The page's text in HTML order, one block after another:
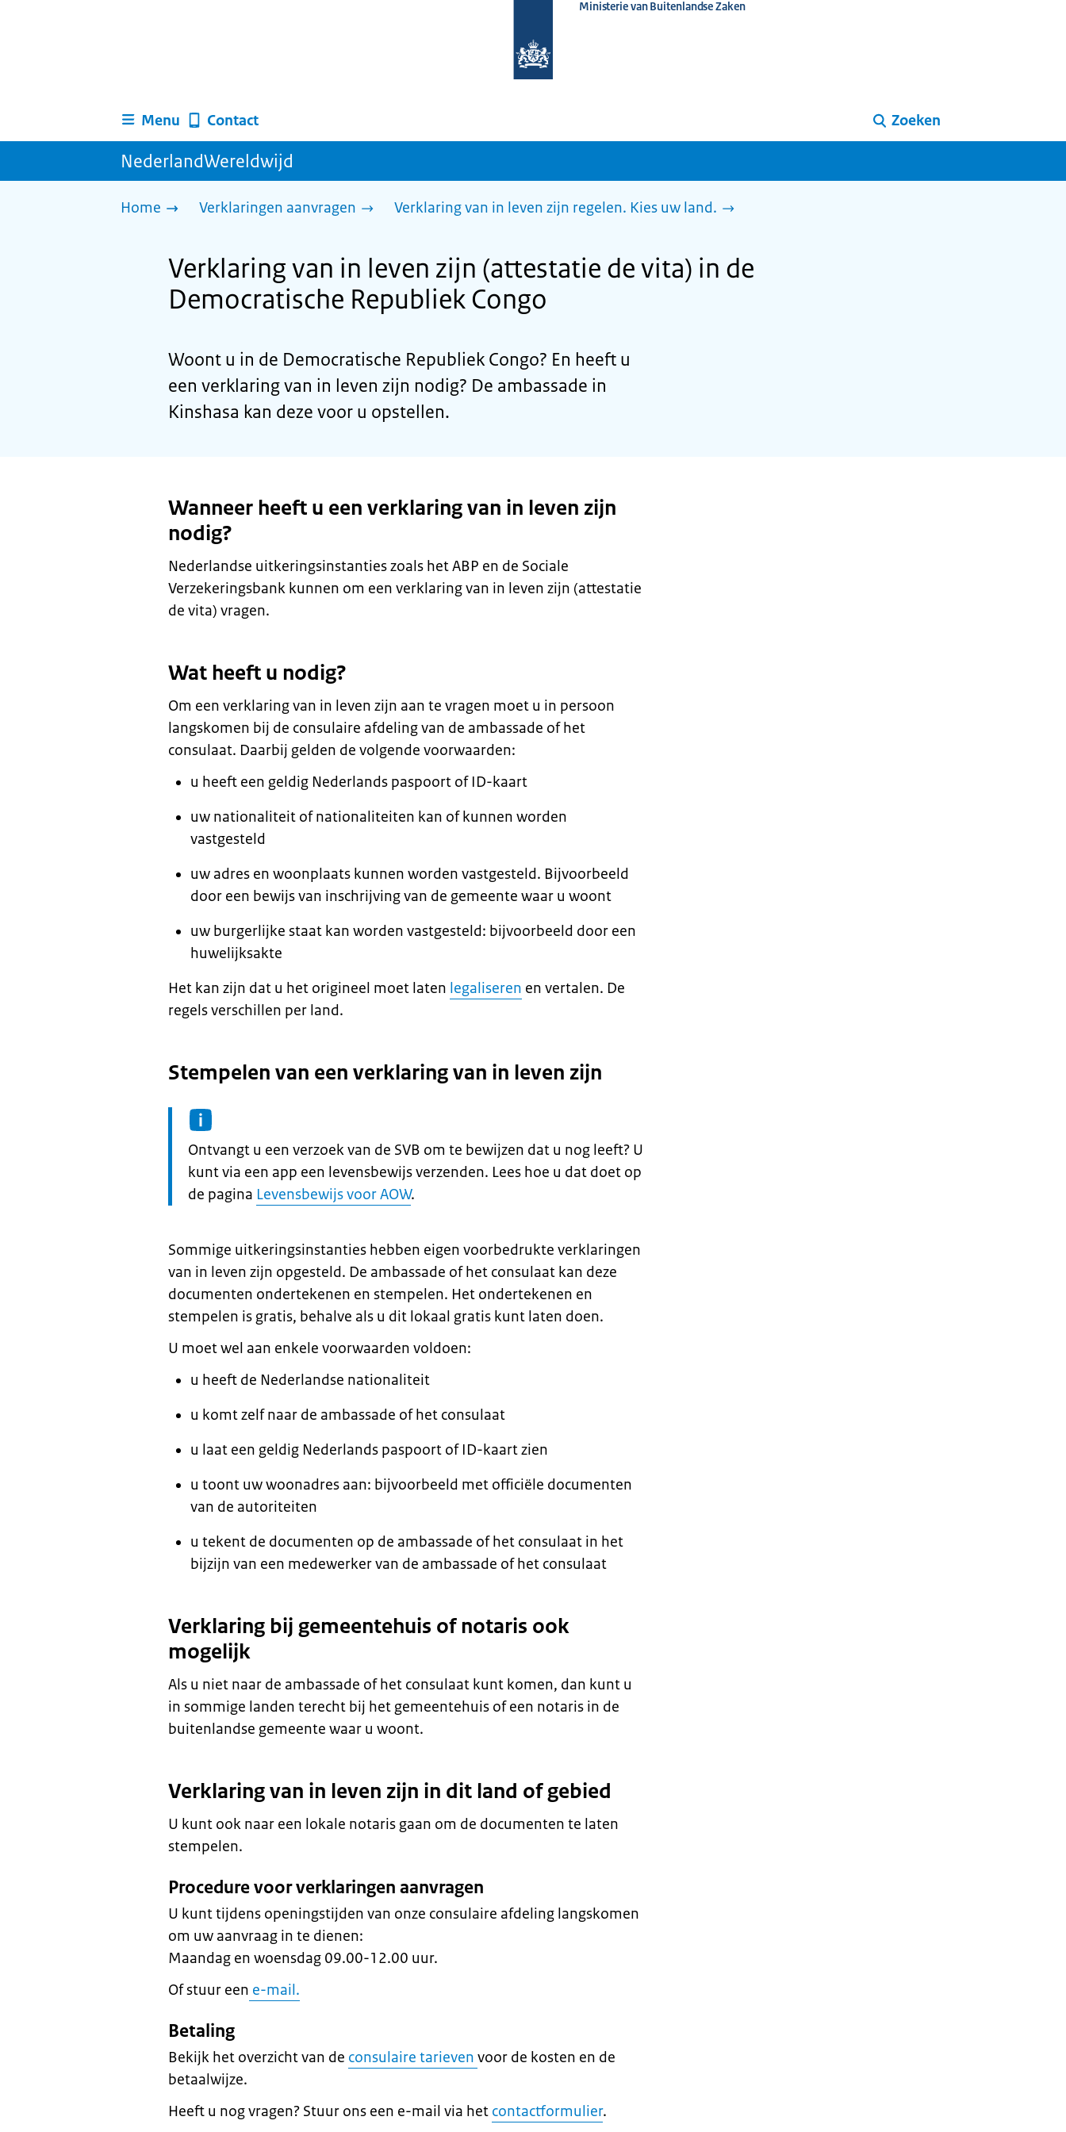
homepage
Ministerie van Buitenlandse Zaken
Menu Contact Zoeken
NederlandWereldwijd
Home Verklaringen aanvragen Verklaring van in leven zijn regelen. Kies uw land.
Verklaring van in leven zijn (attestatie de vita) in de
Democratische Republiek Congo
Woont u in de Democratische Republiek Congo? En heeft u
een verklaring van in leven zijn nodig? De ambassade in
Kinshasa kan deze voor u opstellen.
Wanneer heeft u een verklaring van in leven zijn
nodig?
Nederlandse uitkeringsinstanties zoals het ABP en de Sociale
Verzekeringsbank kunnen om een verklaring van in leven zijn (attestatie
de vita) vragen.
Wat heeft u nodig?
Om een verklaring van in leven zijn aan te vragen moet u in persoon
langskomen bij de consulaire afdeling van de ambassade of het
consulaat. Daarbij gelden de volgende voorwaarden:
u heeft een geldig Nederlands paspoort of ID-kaart
uw nationaliteit of nationaliteiten kan of kunnen worden
vastgesteld
uw adres en woonplaats kunnen worden vastgesteld. Bijvoorbeeld
door een bewijs van inschrijving van de gemeente waar u woont
uw burgerlijke staat kan worden vastgesteld: bijvoorbeeld door een
huwelijksakte
Het kan zijn dat u het origineel moet laten legaliseren en vertalen. De
regels verschillen per land.
Stempelen van een verklaring van in leven zijn
Informatie:
Ontvangt u een verzoek van de SVB om te bewijzen dat u nog leeft? U
kunt via een app een levensbewijs verzenden. Lees hoe u dat doet op
de pagina Levensbewijs voor AOW.
Sommige uitkeringsinstanties hebben eigen voorbedrukte verklaringen
van in leven zijn opgesteld. De ambassade of het consulaat kan deze
documenten ondertekenen en stempelen. Het ondertekenen en
stempelen is gratis, behalve als u dit lokaal gratis kunt laten doen.
U moet wel aan enkele voorwaarden voldoen:
u heeft de Nederlandse nationaliteit
u komt zelf naar de ambassade of het consulaat
u laat een geldig Nederlands paspoort of ID-kaart zien
u toont uw woonadres aan: bijvoorbeeld met officiële documenten
van de autoriteiten
u tekent de documenten op de ambassade of het consulaat in het
bijzijn van een medewerker van de ambassade of het consulaat
Verklaring bij gemeentehuis of notaris ook
mogelijk
Als u niet naar de ambassade of het consulaat kunt komen, dan kunt u
in sommige landen terecht bij het gemeentehuis of een notaris in de
buitenlandse gemeente waar u woont.
Verklaring van in leven zijn in dit land of gebied
U kunt ook naar een lokale notaris gaan om de documenten te laten
stempelen.
Procedure voor verklaringen aanvragen
U kunt tijdens openingstijden van onze consulaire afdeling langskomen
om uw aanvraag in te dienen:
Maandag en woensdag 09.00-12.00 uur.
Of stuur een e-mail.
Betaling
Bekijk het overzicht van de consulaire tarieven voor de kosten en de
betaalwijze.
Heeft u nog vragen? Stuur ons een e-mail via het contactformulier.